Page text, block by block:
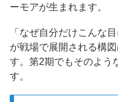
ーモアが生まれます。
「なぜ自分だけこんな
が戦場で展開される構
す。第2期でもそのよう
す。